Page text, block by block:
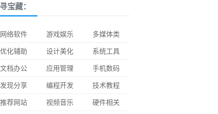
宝藏：
网络软件 游戏娱乐
多媒体类
优化辅助
设计美化
系统工具
文档办公
应用管理
手机数码
发现分享
编程开发
技术教程
推荐网站
视频音乐
硬件相关